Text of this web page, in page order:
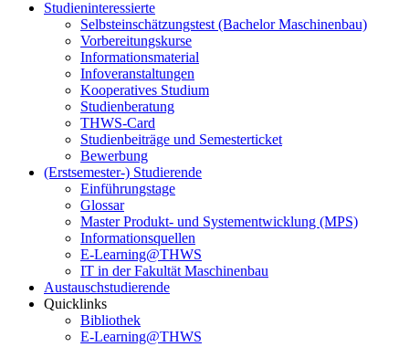
Studieninteressierte
Selbsteinschätzungstest (Bachelor Maschinenbau)
Vorbereitungskurse
Informationsmaterial
Infoveranstaltungen
Kooperatives Studium
Studienberatung
THWS-Card
Studienbeiträge und Semesterticket
Bewerbung
(Erstsemester-) Studierende
Einführungstage
Glossar
Master Produkt- und Systementwicklung (MPS)
Informationsquellen
E-Learning@THWS
IT in der Fakultät Maschinenbau
Austauschstudierende
Quicklinks
Bibliothek
E-Learning@THWS